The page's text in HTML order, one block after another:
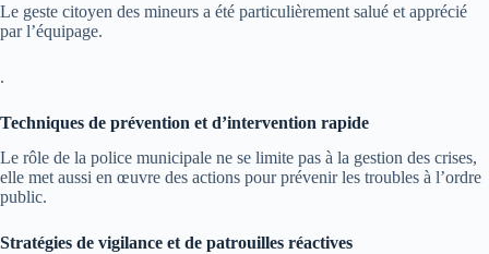
Le geste citoyen des mineurs a été particulièrement salué et apprécié
par l’équipage.
.
Techniques de prévention et d’intervention rapide
Le rôle de la police municipale ne se limite pas à la gestion des crises,
elle met aussi en œuvre des actions pour prévenir les troubles à l’ordre
public.
Stratégies de vigilance et de patrouilles réactives